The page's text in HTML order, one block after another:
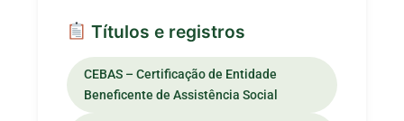
Títulos e registros
CEBAS – Certificação de Entidade
Beneficente de Assistência Social